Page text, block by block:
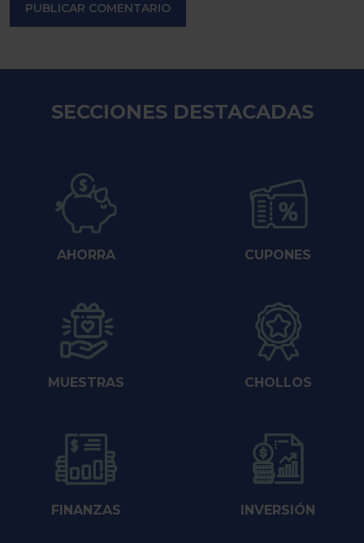
PUBLICAR COMENTARIO
SECCIONES DESTACADAS
AHORRA CUPONES
MUESTRAS CHOLLOS
FINANZAS INVERSIÓN